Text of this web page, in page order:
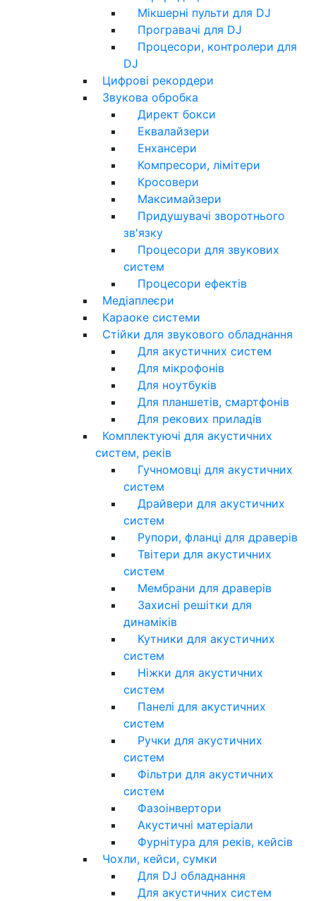
Мікшерні пульти для DJ
Програвачі для DJ
Процесори, контролери для
DJ
Цифрові рекордери
Звукова обробка
Директ бокси
Еквалайзери
Енхансери
Компресори, лімітери
Кросовери
Максимайзери
Придушувачі зворотнього
зв'язку
Процесори для звукових
систем
Процесори ефектів
Медіаплеєри
Караоке системи
Стійки для звукового обладнання
Для акустичних систем
Для мікрофонів
Для ноутбуків
Для планшетів, смартфонів
Для рекових приладів
Комплектуючі для акустичних
систем, реків
Гучномовці для акустичних
систем
Драйвери для акустичних
систем
Рупори, фланці для драверів
Твітери для акустичних
систем
Мембрани для драверів
Захисні решітки для
динаміків
Кутники для акустичних
систем
Ніжки для акустичних
систем
Панелі для акустичних
систем
Ручки для акустичних
систем
Фільтри для акустичних
систем
Фазоінвертори
Акустичні матеріали
Фурнітура для реків, кейсів
Чохли, кейси, сумки
Для DJ обладнання
Для акустичних систем